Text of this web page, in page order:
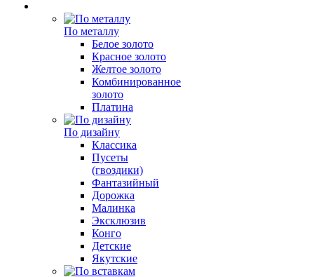
По металлу
Белое золото
Красное золото
Желтое золото
Комбинированное
золото
Платина
По дизайну
Классика
Пусеты
(гвоздики)
Фантазийный
Дорожка
Малинка
Эксклюзив
Конго
Детские
Якутские